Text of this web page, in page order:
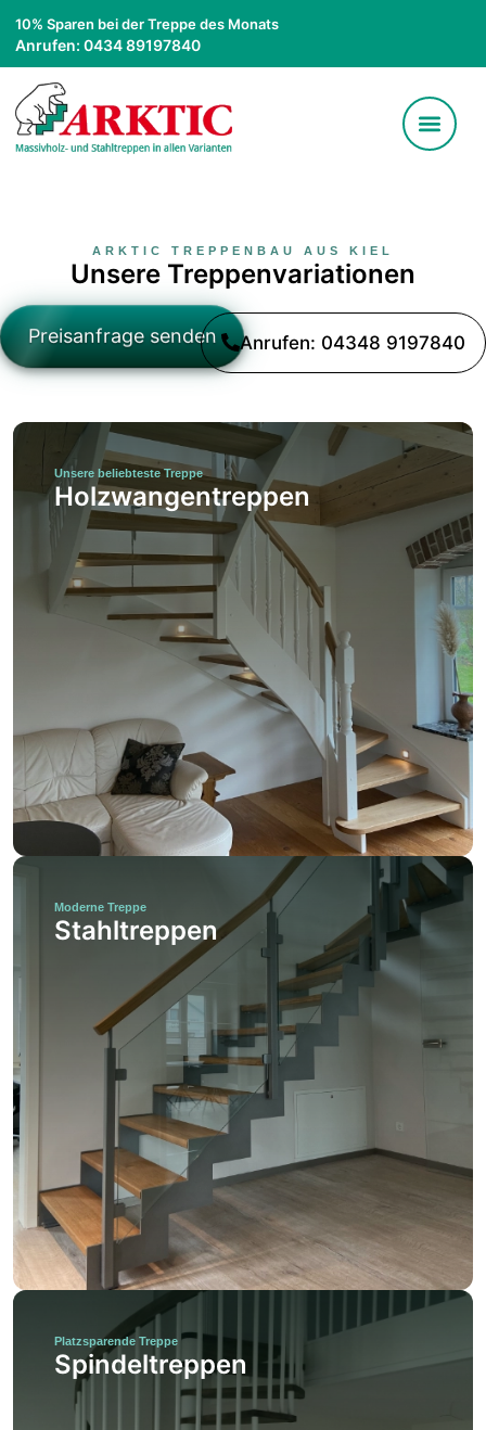
Anrufen: 0434 89197840
10% Sparen bei der Treppe des Monats
ARKTIC TREPPENBAU AUS KIEL
Unsere Treppenvariationen
Preisanfrage senden Anrufen: 04348 9197840
Unsere beliebteste Treppe
Holzwangentreppen
Moderne Treppe
Stahltreppen
Platzsparende Treppe
Spindeltreppen